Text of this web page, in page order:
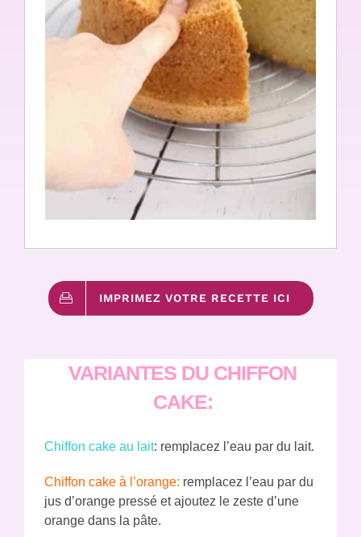
IMPRIMEZ VOTRE RECETTE ICI
VARIANTES DU CHIFFON
CAKE:
Chiffon cake au lait: remplacez l’eau par du lait.
Chiffon cake à l’orange: remplacez l’eau par du
jus d’orange pressé et ajoutez le zeste d’une
orange dans la pâte.